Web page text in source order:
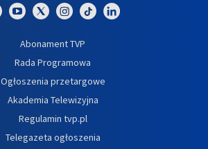
Abonament TVP
Rada Programowa
Ogłoszenia przetargowe
Akademia Telewizyjna
Regulamin tvp.pl
Telegazeta ogłoszenia